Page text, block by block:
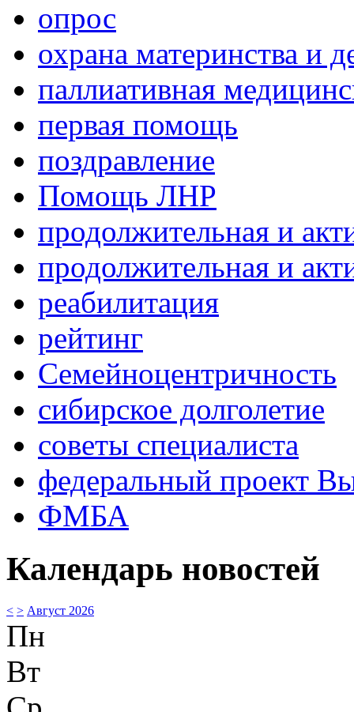
опрос
охрана материнства и
паллиативная
первая помощь
поздравление
Помощь ЛНР
продолжительная и
продолжительная и
реабилитация
рейтинг
Семейноцентричность
сибирское долголетие
советы специалиста
федеральный проект
ФМБА
Календарь новостей
< > Август 2026
Пн
Вт